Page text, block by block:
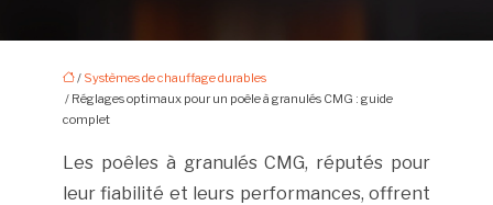
/ Systèmes de chauffage durables
/ Réglages optimaux pour un poêle à granulés CMG : guide
complet
Les poêles à granulés CMG, réputés pour
leur fiabilité et leurs performances, offrent